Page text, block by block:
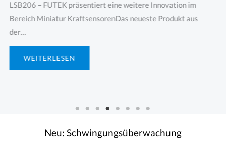
Neu: Schwingungsüberwachung